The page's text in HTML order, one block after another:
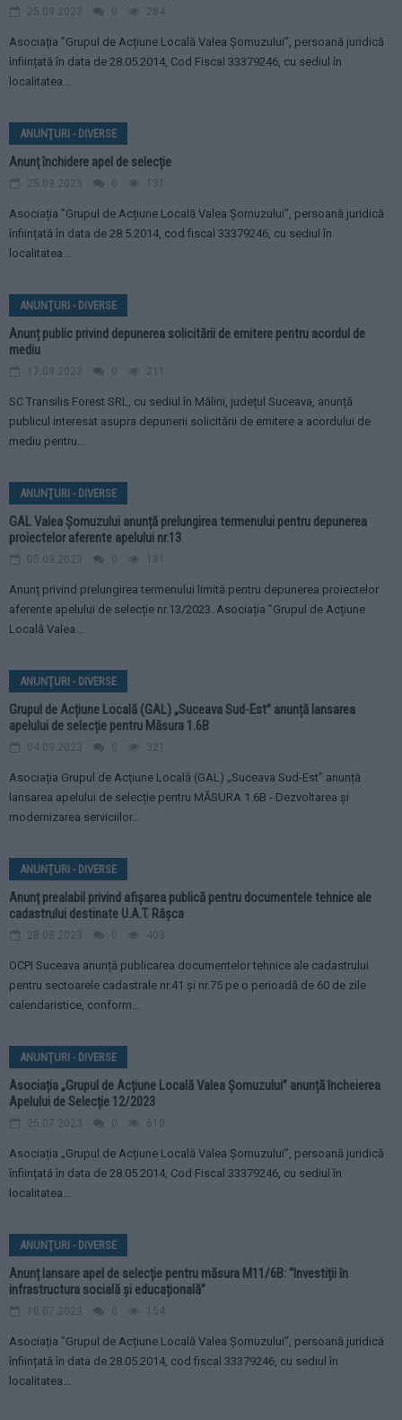
25.09.2023 0 284
Asociația ”Grupul de Acțiune Locală Valea Șomuzului”, persoană juridică
înființată în data de 28.05.2014, Cod Fiscal 33379246, cu sediul în
localitatea...
ANUNŢURI - DIVERSE
Anunț închidere apel de selecție
25.09.2023 0 131
Asociația ”Grupul de Acțiune Locală Valea Șomuzului”, persoană juridică
înființată în data de 28.5.2014, cod fiscal 33379246, cu sediul în
localitatea...
ANUNŢURI - DIVERSE
Anunț public privind depunerea solicitării de emitere pentru acordul de
mediu
17.09.2023 0 211
SC Transilis Forest SRL, cu sediul în Mălini, județul Suceava, anunță
publicul interesat asupra depunerii solicitării de emitere a acordului de
mediu pentru...
ANUNŢURI - DIVERSE
GAL Valea Șomuzului anunță prelungirea termenului pentru depunerea
proiectelor aferente apelului nr.13
05.09.2023 0 181
Anunț privind prelungirea termenului limită pentru depunerea proiectelor
aferente apelului de selecție nr.13/2023. Asociația ”Grupul de Acțiune
Locală Valea...
ANUNŢURI - DIVERSE
Grupul de Acțiune Locală (GAL) „Suceava Sud-Est” anunță lansarea
apelului de selecție pentru Măsura 1.6B
04.09.2023 0 321
Asociația Grupul de Acțiune Locală (GAL) „Suceava Sud-Est” anunță
lansarea apelului de selecție pentru MĂSURA 1.6B - Dezvoltarea și
modernizarea serviciilor...
ANUNŢURI - DIVERSE
Anunț prealabil privind afișarea publică pentru documentele tehnice ale
cadastrului destinate U.A.T. Râșca
28.08.2023 0 403
OCPI Suceava anunță publicarea documentelor tehnice ale cadastrului
pentru sectoarele cadastrale nr.41 și nr.75 pe o perioadă de 60 de zile
calendaristice, conform...
ANUNŢURI - DIVERSE
Asociația „Grupul de Acțiune Locală Valea Șomuzului” anunță încheierea
Apelului de Selecție 12/2023
25.07.2023 0 610
Asociația „Grupul de Acțiune Locală Valea Șomuzului”, persoană juridică
înființată în data de 28.05.2014, Cod Fiscal 33379246, cu sediul în
localitatea...
ANUNŢURI - DIVERSE
Anunț lansare apel de selecție pentru măsura M11/6B: “Investiții în
infrastructura socială şi educațională”
18.07.2023 0 154
Asociația ”Grupul de Acțiune Locală Valea Șomuzului”, persoană juridică
înființată în data de 28.05.2014, cod fiscal 33379246, cu sediul în
localitatea...